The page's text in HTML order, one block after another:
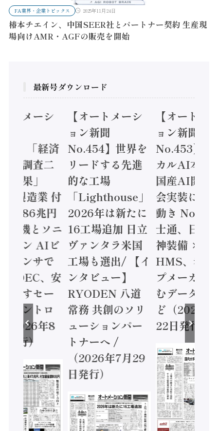
FA業界・企業トピックス 2025年11月24日
椿本チエイン、中国SEER社とパートナー契約 生産現
場向けAMR・AGFの販売を開始
最新号ダウンロード
トメーシ
】「経済
態調査二
結果」
年製造業 付
額86兆円
電機とソニ
コン AIビ
センサで
/ IDEC、安
かすセー
コントロ
2026年8
発行）
【オートメーシ
ョン新聞
No.454】世界を
リードする先進
的な工場
「Lighthouse」
2026年は新たに
16工場追加 日立
ヴァンタラ米国
工場も選出/ 【イ
ンタビュー】
RYODEN 八道
常務 共創のソリ
ューションパー
トナーへ /
（2026年7月29
日発行）
【オートメ
ョン新聞
No.453】フ
カルAI本格
国産AI開発
会実装に活
動き
士通、日立
神装備 ×
HMS、老舗
プメーカー
むデータ活
ど（2026年
22日発行）